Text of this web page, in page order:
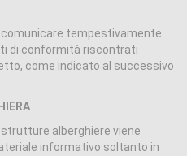
comunicare tempestivamente
di conformità riscontrati
come indicato al successivo
strutture alberghiere viene
informativo soltanto in